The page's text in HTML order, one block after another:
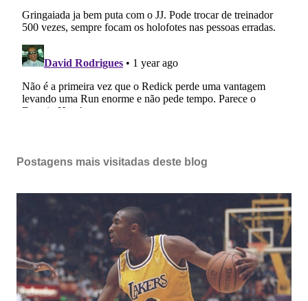
Postagens mais visitadas deste blog